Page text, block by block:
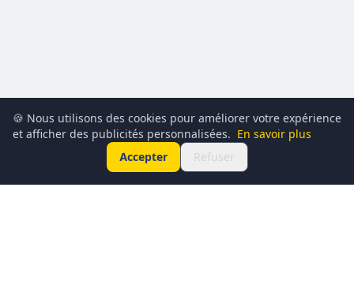
🍪 Nous utilisons des cookies pour améliorer votre expérience
et afficher des publicités personnalisées. En savoir plus
Accepter
Refuser